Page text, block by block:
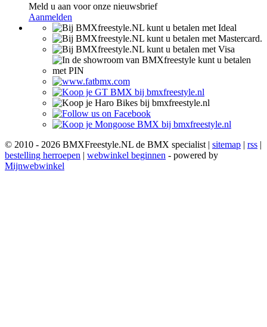
Meld u aan voor onze nieuwsbrief
Aanmelden
© 2010 - 2026 BMXFreestyle.NL de BMX specialist | sitemap | rss |
bestelling herroepen | webwinkel beginnen - powered by
Mijnwebwinkel